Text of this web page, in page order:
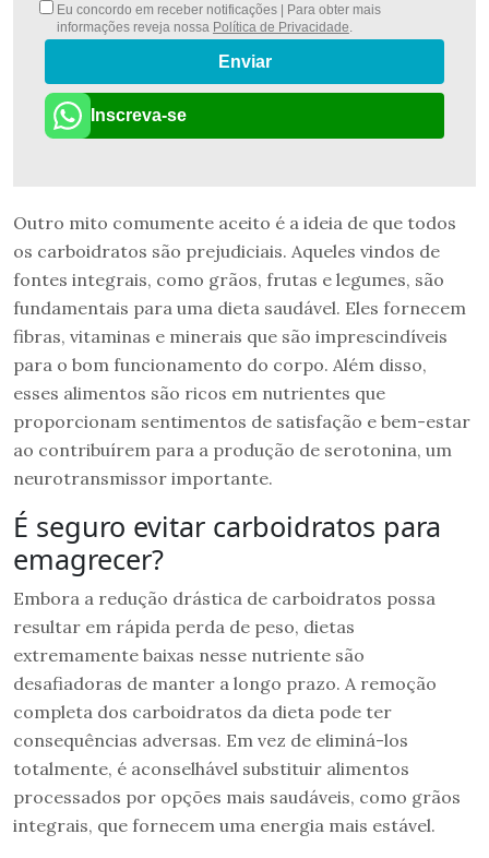
Eu concordo em receber notificações | Para obter mais
informações reveja nossa Política de Privacidade
Enviar
Inscreva-se
Outro mito comumente aceito é a ideia de que todos
os carboidratos são prejudiciais. Aqueles vindos de
fontes integrais, como grãos, frutas e legumes, são
fundamentais para uma dieta saudável. Eles fornecem
fibras, vitaminas e minerais que são imprescindíveis
para o bom funcionamento do corpo. Além disso,
esses alimentos são ricos em nutrientes que
proporcionam sentimentos de satisfação e bem-estar
ao contribuírem para a produção de serotonina, um
neurotransmissor importante.
É seguro evitar carboidratos para
emagrecer?
Embora a redução drástica de carboidratos possa
resultar em rápida perda de peso, dietas
extremamente baixas nesse nutriente são
desafiadoras de manter a longo prazo. A remoção
completa dos carboidratos da dieta pode ter
consequências adversas. Em vez de eliminá-los
totalmente, é aconselhável substituir alimentos
processados por opções mais saudáveis, como grãos
integrais, que fornecem uma energia mais estável.